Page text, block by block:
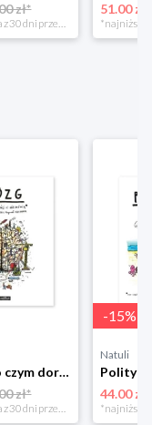
zł*
*najniższa cena z 30 dni przed obniżką
51.00 zł
Mózg. To, o czym dorośli Ci nie mówią Publicat
zł*
-15%
Natuli
44.00 zł